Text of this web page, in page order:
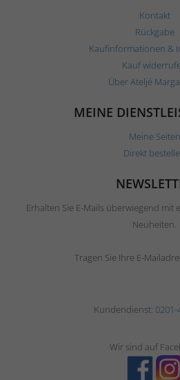
Kontakt
Rückgabe
Kaufinformationen &
Kauf
Über Ateljé
MEINE
Meine Seiten
Direkt
Erhalten Sie E-Mails überwiegend mit
Neuheiten.
Tragen Sie Ihre E-
Kundendienst: 0201-
Wir sind auf